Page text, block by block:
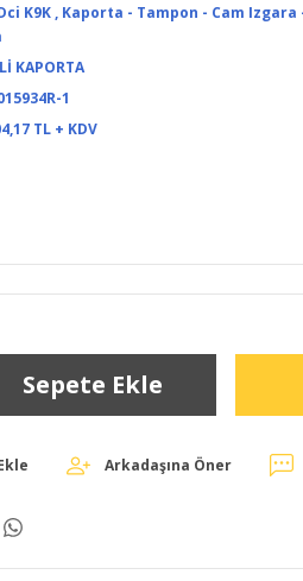
K9K , Kaporta - Tampon - Cam
KAPORTA
1
TL + KDV
Sepete Ekle
Arkadaşına Öner